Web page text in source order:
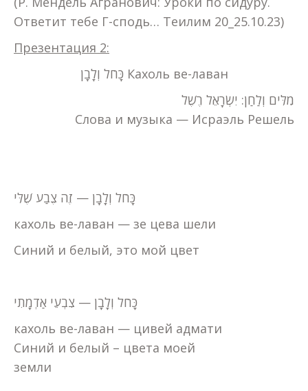
Ответит тебе Г-сподь… Теилим 20_25.10.23)
Презентация 2:
כָּחֹל וְלָבָן Кахоль ве-лаван
מִלִּים וְלַחַן: יִשְׂרָאֵל רֶשֶׁל
Слова и музыка — Исраэль Решель
כָּחֹל וְלָבָן — זֶה צֶבַע שֶׁלִּי
кахоль ве-лаван — зе цева шели
Синий и белый, это мой цвет
כָּחֹל וְלָבָן — צִבְעֵי אַדְמָתִי
кахоль ве-лаван — цивей адмати
Синий и белый – цвета моей
земли